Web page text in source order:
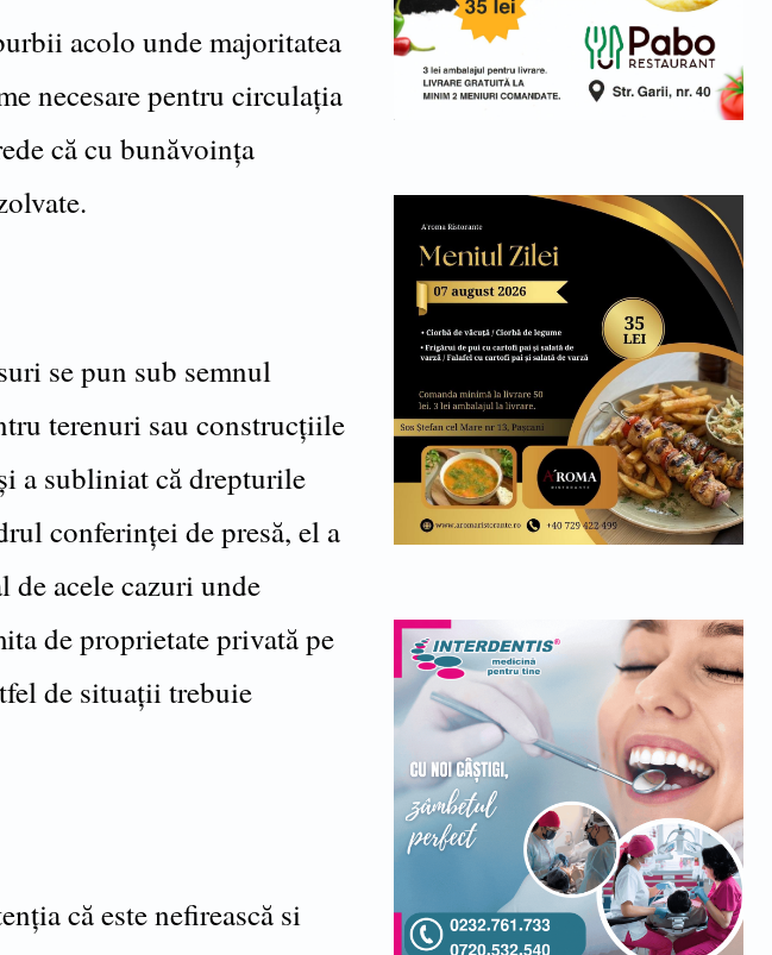
acolo unde majoritatea
necesare pentru circulația
că cu bunăvoința
se pun sub semnul
terenuri sau construcțiile
a subliniat că drepturile
conferinței de presă, el a
acele cazuri unde
de proprietate privată pe
de situații trebuie
că este nefirească si